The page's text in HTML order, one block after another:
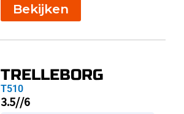
Bekijken
TRELLEBORG
T510
3.5//6